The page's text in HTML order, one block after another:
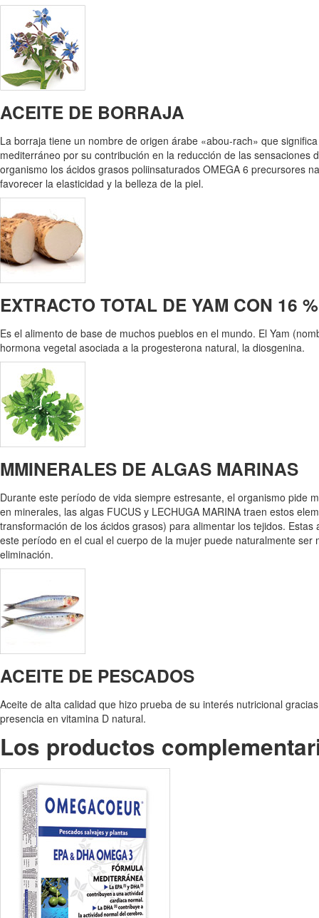
ACEITE DE BORRAJA
La borraja tiene un nombre de origen árabe «abou-rach» que
mediterráneo por su contribución en la reducción de las
organismo los ácidos grasos poliinsaturados OMEGA 6 precursores
favorecer la elasticidad y la belleza de la piel.
EXTRACTO TOTAL DE YAM CON 16
Es el alimento de base de muchos pueblos en el mundo. El Yam
hormona vegetal asociada a la progesterona natural, la diosgenina.
MMINERALES DE ALGAS MARINAS
Durante este período de vida siempre estresante, el organismo pide
en minerales, las algas FUCUS y LECHUGA MARINA traen estos
transformación de los ácidos grasos) para alimentar los tejidos.
este período en el cual el cuerpo de la mujer puede naturalmente
eliminación.
ACEITE DE PESCADOS
Aceite de alta calidad que hizo prueba de su interés nutricional
presencia en vitamina D natural.
Los productos